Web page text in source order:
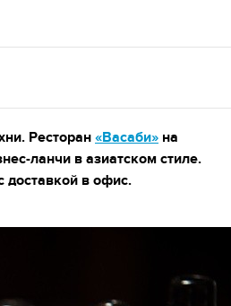
Ресторан «Васаби» на
ланчи в азиатском стиле.
доставкой в офис.